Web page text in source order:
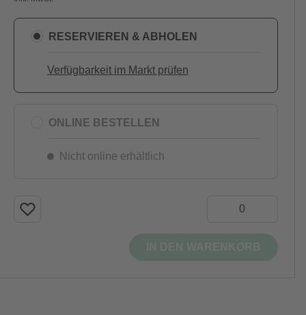
RESERVIEREN & ABHOLEN
Verfügbarkeit im Markt prüfen
ONLINE BESTELLEN
Nicht online erhältlich